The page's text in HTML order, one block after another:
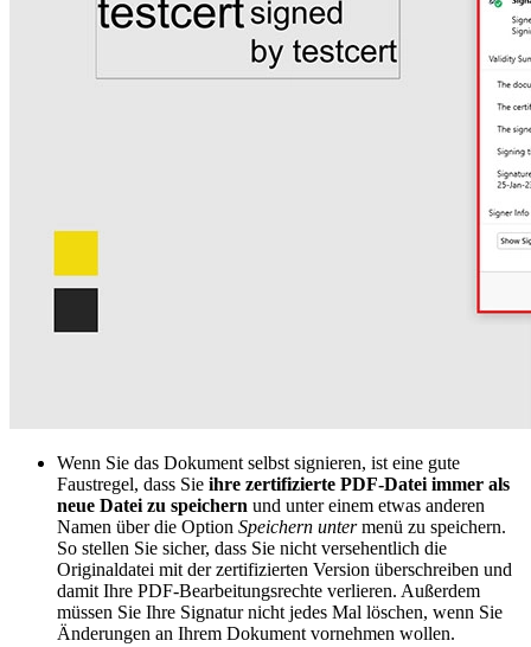
Wenn Sie das Dokument selbst signieren, ist eine gute
Faustregel, dass Sie ihre zertifizierte PDF-Datei immer als
neue Datei zu speichern und unter einem etwas anderen
Namen über die Option Speichern untermenü zu speichern.
So stellen Sie sicher, dass Sie nicht versehentlich die
Originaldatei mit der zertifizierten Version überschreiben und
damit Ihre PDF-Bearbeitungsrechte verlieren. Außerdem
müssen Sie Ihre Signatur nicht jedes Mal löschen, wenn Sie
Änderungen an Ihrem Dokument vornehmen wollen.